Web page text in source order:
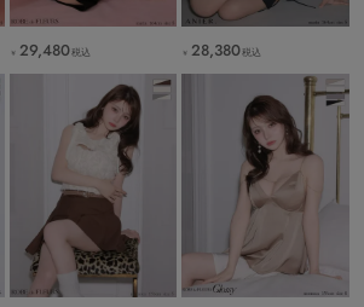
￥ 29,480税込 ￥ 28,380税込